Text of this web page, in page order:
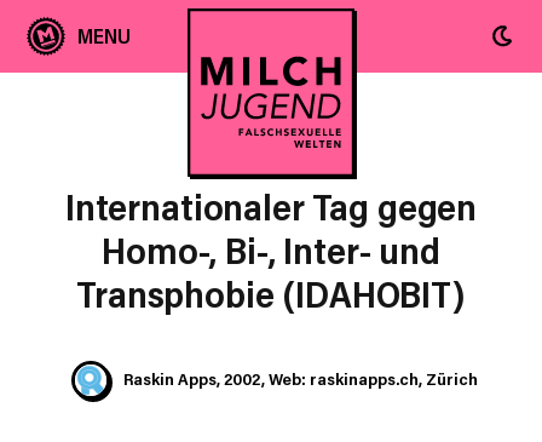
Internationaler Tag gegen
Homo-, Bi-, Inter- und
Transphobie (IDAHOBIT)
Raskin Apps, 2002, Web: raskinapps.ch, Zürich